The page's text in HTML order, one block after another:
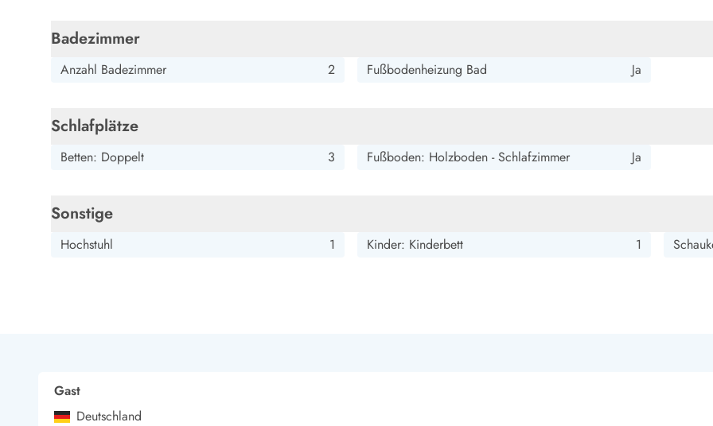
Qualität seit 1965
Nachhaltigkeit
Newsletter
Sponsoren - Esmark unterstützt
Mietbedingungen
Badezimmer
Anzahl Badezimmer 2 Fußbodenheizung Bad Ja
Schlafplätze
Betten: Doppelt 3 Fußboden: Holzboden - Schlafzimmer Ja
Sonstige
Hochstuhl 1 Kinder: Kinderbett 1
Gast
Deutschland